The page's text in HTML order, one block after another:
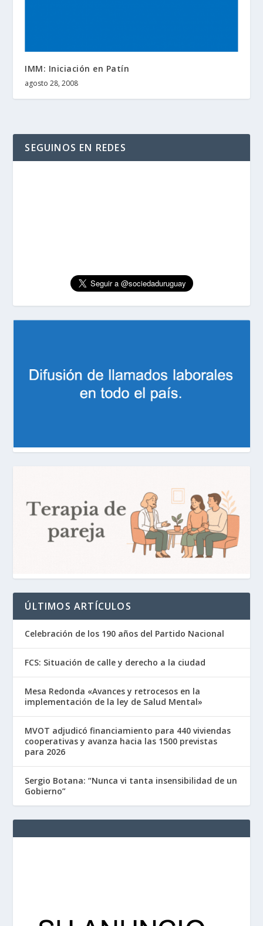
IMM: Iniciación en Patín
agosto 28, 2008
SEGUINOS EN REDES
ÚLTIMOS ARTÍCULOS
Celebración de los 190 años del Partido Nacional
FCS: Situación de calle y derecho a la ciudad
Mesa Redonda «Avances y retrocesos en la
implementación de la ley de Salud Mental»
MVOT adjudicó financiamiento para 440 viviendas
cooperativas y avanza hacia las 1500 previstas
para 2026
Sergio Botana: “Nunca vi tanta insensibilidad de un
Gobierno”